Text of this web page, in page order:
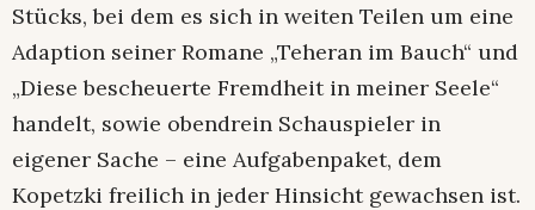
Stücks, bei dem es sich in weiten Teilen um eine
Adaption seiner Romane „Teheran im Bauch“ und
„Diese bescheuerte Fremdheit in meiner Seele“
handelt, sowie obendrein Schauspieler in
eigener Sache – eine Aufgabenpaket, dem
Kopetzki freilich in jeder Hinsicht gewachsen ist.